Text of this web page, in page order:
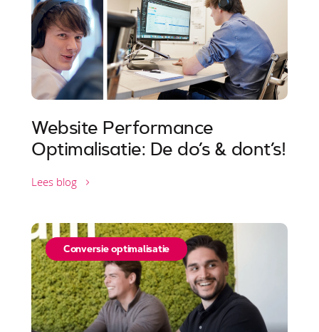
Website Performance
Optimalisatie: De do’s & dont’s!
Lees blog
Conversie optimalisatie